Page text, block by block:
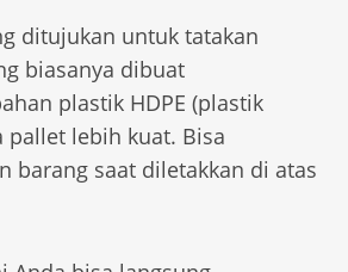
ditujukan untuk tatakan
biasanya dibuat
plastik HDPE (plastik
pallet lebih kuat. Bisa
barang saat diletakkan di atas